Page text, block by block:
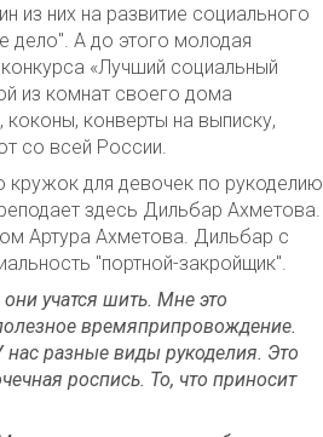
из них на развитие социального
дело". А до этого молодая
«Лучший социальный
из комнат своего дома
конверты на выписку,
со всей России.
для девочек по рукоделию
здесь Дильбар Ахметова.
Артура Ахметова. Дильбар с
"портной-закройщик".
учатся шить. Мне это
времяприпровождение.
нас разные виды рукоделия. Это
роспись. То, что приносит